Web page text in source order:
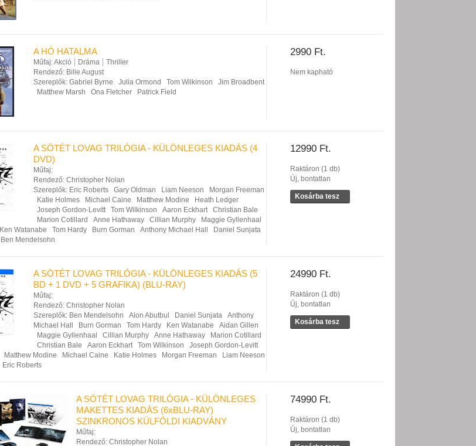
2990 Ft.
Nem kapható
A HÓ HATALMA
Műfaj:Akció Dráma
Thriller
Rendező: Bille August
Szereplők: Gabriel Byrne Julia Ormond Tom Wilkinson
Jim Broadbent
Matthew Marsh
Ona Fletcher Patrick Field
12990 Ft.
Raktáron (1 db)
Új, bontatlan
Kosárba tesz
A SÖTÉT LOVAG TRILÓGIA - KÜLÖNLEGES KIADÁS (4
DVD)
Műfaj:
Rendező: Christopher Nolan
Szereplők: Eric Roberts Gary Oldman Liam Neeson
Morgan Freeman
Katie Holmes
Michael Caine Matthew Modine
Heath Ledger
Joseph Gordon-Levitt
Tom Wilkinson Aaron Eckhart
Christian Bale
Marion Cotillard
Anne Hathaway Cillian Murphy
Maggie Gyllenhaal
Ken Watanabe Tom Hardy Burn Gorman Anthony Michael Hall
Daniel Sunjata
Ben Mendelsohn
24990 Ft.
Raktáron (1 db)
Új, bontatlan
Kosárba tesz
A SÖTÉT LOVAG TRILÓGIA - KÜLÖNLEGES KIADÁS (5
BD + 1 DVD + 5 GRAFIKA) (BLU-RAY)
Műfaj:
Rendező: Christopher Nolan
Szereplők: Ben Mendelsohn Alon Abutbul Daniel Sunjata
Anthony
Michael Hall
Burn Gorman Tom Hardy Ken Watanabe
Aidan Gillen
Maggie Gyllenhaal
Cillian Murphy Anne Hathaway
Marion Cotillard
Christian Bale
Aaron Eckhart Tom Wilkinson
Joseph Gordon-Levitt
Matthew Modine Michael Caine Katie Holmes Morgan Freeman
Liam Neeson
Eric Roberts
74990 Ft.
Raktáron (1 db)
Új, bontatlan
A SÖTÉT LOVAG TRILÓGIA - KÜLÖNLEGES
MAKETTES KIADÁS (6xBLU-RAY)
SZINKRONOS KÜLFÖLDI KIADVÁNY
Műfaj:
Rendező: Christopher Nolan